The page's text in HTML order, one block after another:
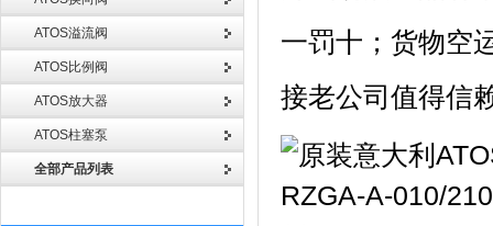
ATOS溢流阀
ATOS比例阀
ATOS放大器
ATOS柱塞泵
全部产品列表
一罚十；货物空
接老公司值得信